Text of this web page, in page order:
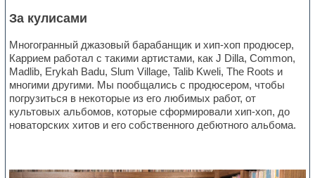
За кулисами
Многогранный джазовый барабанщик и хип-хоп продюсер,
Каррием работал с такими артистами, как J Dilla, Common,
Madlib, Erykah Badu, Slum Village, Talib Kweli, The Roots и
многими другими. Мы пообщались с продюсером, чтобы
погрузиться в некоторые из его любимых работ, от
культовых альбомов, которые сформировали хип-хоп, до
новаторских хитов и его собственного дебютного альбома.